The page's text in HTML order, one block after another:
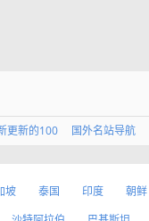
更新的100 国外名站导航
坡 泰国 印度 朝鲜